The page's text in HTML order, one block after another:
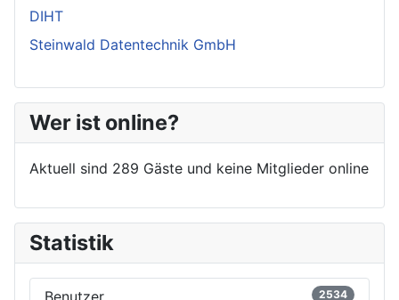
DIHT
Steinwald Datentechnik GmbH
Wer ist online?
Aktuell sind 289 Gäste und keine Mitglieder online
Statistik
Benutzer 2534